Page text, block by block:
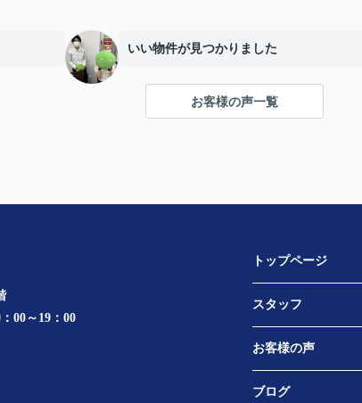
いい物件が見つかりました
お客様の声一覧
00～19：00
トップページ
スタッフ
お客様の声
ブログ